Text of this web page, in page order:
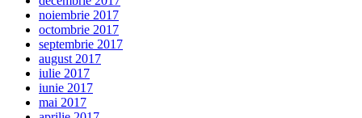
noiembrie 2017
octombrie 2017
septembrie 2017
august 2017
iulie 2017
iunie 2017
mai 2017